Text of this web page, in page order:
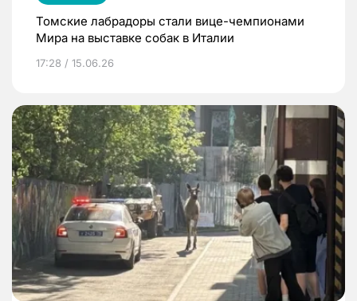
Томские лабрадоры стали вице-чемпионами
Мира на выставке собак в Италии
17:28 / 15.06.26